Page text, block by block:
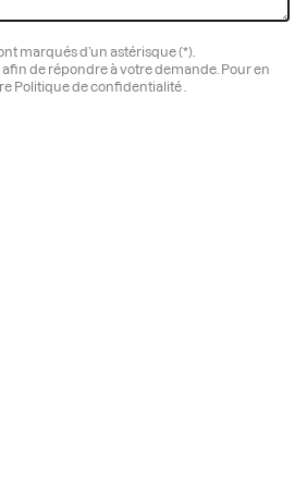
marqués d’un astérisque (*).
de répondre à votre demande. Pour en
Politique de confidentialité .